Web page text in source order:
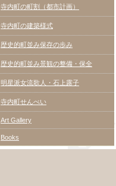
寺内町の町割（都市計画）
寺内町の建築様式
歴史的町並み保存の歩み
歴史的町並み景観の整備・保全
明星派女流歌人・石上露子
寺内町せんべい
Art Gallery
Books